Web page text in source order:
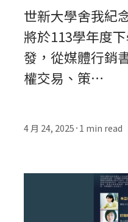
世新大學舍我紀
將於113學年度
發，從媒體行銷
權交易、策…
4 月 24, 2025 • 1 min read